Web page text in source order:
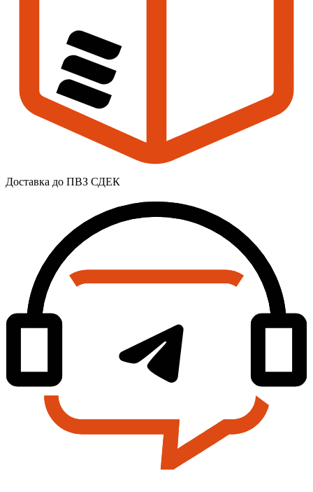
Доставка до ПВЗ СДЕК